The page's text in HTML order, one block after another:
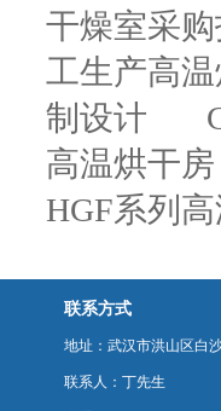
干燥室采
工生产高
制设计
高温烘干房
HGF系列
联系方式
地址：武汉市洪山区白
联系人：丁先生